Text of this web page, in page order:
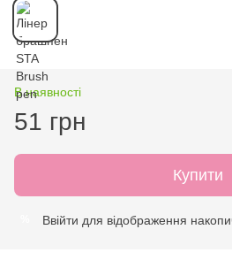
В наявності
51 грн
Купити
Ввійти для відображення